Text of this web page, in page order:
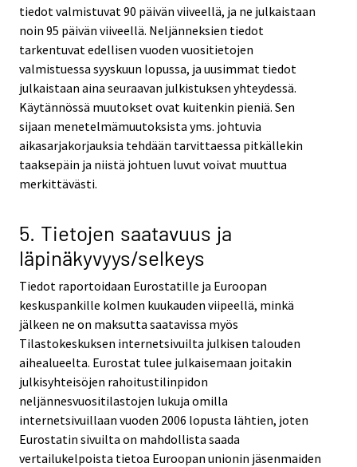
tiedot valmistuvat 90 päivän viiveellä, ja ne julkaistaan
noin 95 päivän viiveellä. Neljänneksien tiedot
tarkentuvat edellisen vuoden vuositietojen
valmistuessa syyskuun lopussa, ja uusimmat tiedot
julkaistaan aina seuraavan julkistuksen yhteydessä.
Käytännössä muutokset ovat kuitenkin pieniä. Sen
sijaan menetelmämuutoksista yms. johtuvia
aikasarjakorjauksia tehdään tarvittaessa pitkällekin
taaksepäin ja niistä johtuen luvut voivat muuttua
merkittävästi.
5. Tietojen saatavuus ja
läpinäkyvyys/selkeys
Tiedot raportoidaan Eurostatille ja Euroopan
keskuspankille kolmen kuukauden viipeellä, minkä
jälkeen ne on maksutta saatavissa myös
Tilastokeskuksen internetsivuilta julkisen talouden
aihealueelta. Eurostat tulee julkaisemaan joitakin
julkisyhteisöjen rahoitustilinpidon
neljännesvuositilastojen lukuja omilla
internetsivuillaan vuoden 2006 lopusta lähtien, joten
Eurostatin sivuilta on mahdollista saada
vertailukelpoista tietoa Euroopan unionin jäsenmaiden